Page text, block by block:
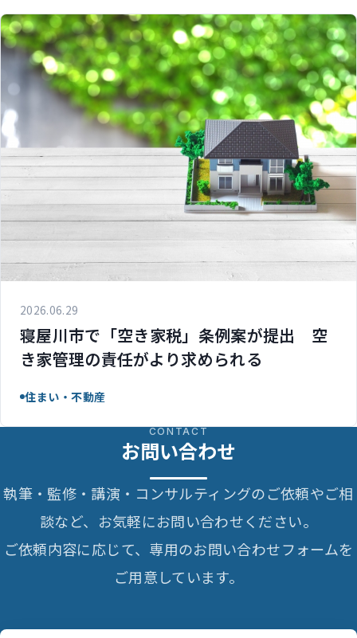
2026.06.29
寝屋川市で「空き家税」条例案が提出 空
き家管理の責任がより求められる
住まい・不動産
CONTACT
お問い合わせ
執筆・監修・講演・コンサルティングのご依頼やご相
談など、お気軽にお問い合わせください。
ご依頼内容に応じて、専用のお問い合わせフォームを
ご用意しています。